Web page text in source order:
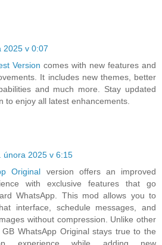
2025 v 0:07
Version comes with new features and
It includes new themes, better
and much more. Stay updated
to enjoy all latest enhancements.
února 2025 v 6:15
Original version offers an improved
with exclusive features that go
WhatsApp. This mod allows you to
interface, schedule messages, and
without compression. Unlike other
WhatsApp Original stays true to the
experience while adding new